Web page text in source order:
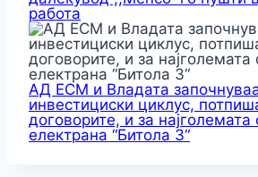
работа
АД ЕСМ и Владата
инвестициски циклус,
договорите, и за најголемата
електрана “Битола 3“